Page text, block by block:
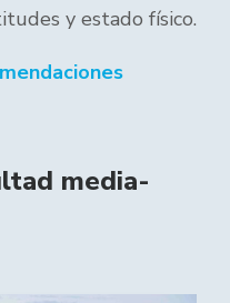
y estado físico.
media-